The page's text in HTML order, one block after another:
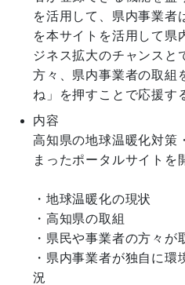
を活用して、県内事業者
を本サイトを活用して県
ジネス拡大のチャンスと
方々、県内事業者の取組
ね」を押すことで応援す
内容
高知県の地球温暖化対策
まったポータルサイトを
・地球温暖化の現状
・高知県の取組
・県民や事業者の方々が
・県内事業者が独自に
況